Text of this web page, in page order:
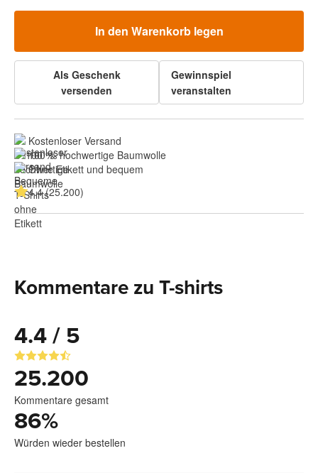
In den Warenkorb legen
Als Geschenk
versenden
Gewinnspiel
veranstalten
Kostenloser Versand
100 % hochwertige Baumwolle
Ohne Etikett und bequem
4.4 (25.200)
Kommentare zu T-shirts
4.4 / 5
25.200
Kommentare gesamt
86%
Würden wieder bestellen